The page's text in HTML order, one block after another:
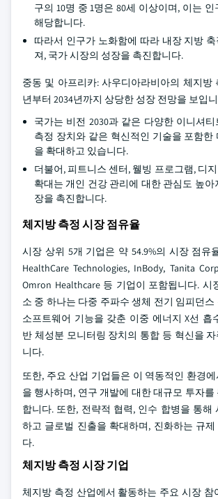
구의 10명 중 1명은 80세 이상이며, 이는 인
해당합니다.
따라서 인구가 노화함에 따라 내장 지방
져, 국가 시장의 성장을 촉진합니다.
중동 및 아프리카: 사우디아라비아의 체지방
년부터 2034년까지 상당한 성장 전망을 보입
국가는 비전 2030과 같은 다양한 이니셔
측정 장치와 같은 혁신적인 기술을 포함한
을 확대하고 있습니다.
더불어, 피트니스 센터, 웰빙 프로그램, 디
확대는 개인 건강 관리에 대한 관심도 높아
장을 촉진합니다.
체지방 측정 시장 점유율
시장 상위 5개 기업은 약 54.9%의 시장 점유
HealthCare Technologies, InBody, Tanita
Omron Healthcare 등 기업이 포함됩니다. 시
소 중 하나는 다중 주파수 생체 전기 임피던스
소프트웨어 기능을 갖춘 이중 에너지 X선 흡
반 체성분 모니터링 장치의 통합 등 혁신을
니다.
또한, 주요 산업 기업들은 이 역동적인 환경
을 행사하며, 연구 개발에 대한 대규모 투자를
합니다. 또한, 전략적 협력, 인수 합병을 통해
하고 글로벌 진출을 확대하며, 진화하는 규
다.
체지방 측정 시장 기업
체지방 측정 산업에서 활동하는 주요 시장 참